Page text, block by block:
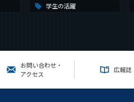
学生の活躍
お問い合わせ・
アクセス
広報誌